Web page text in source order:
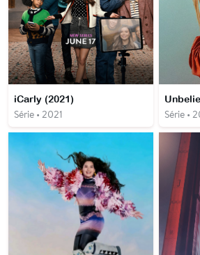
iCarly (2021)
Série • 2021 Série •